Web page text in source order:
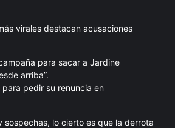
virales destacan acusaciones
para sacar a Jardine
arriba”.
para pedir su renuncia en
sospechas, lo cierto es que la derrota